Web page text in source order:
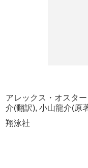
アレックス・オスタ
介(翻訳), 小山龍介(原
翔泳社